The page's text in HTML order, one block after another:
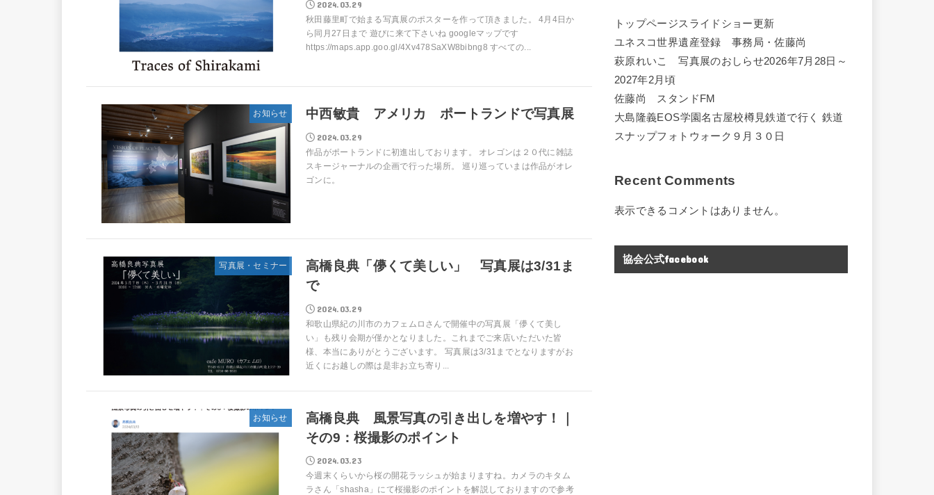
2024.03.29
秋田藤里町で始まる写真展のポスターを作って頂きました。 4月4日か
ら同月27日まで 遊びに来て下さいね googleマップです
https://maps.app.goo.gl/4Xv478SaXW8bibng8 すべての...
お知らせ 中西敏貴 アメリカ ポートランドで写真展
2024.03.29
作品がポートランドに初進出しております。 オレゴンは２０代に雑誌
スキージャーナルの企画で行った場所。 巡り巡っていまは作品がオレ
ゴンに。
写真展・セミナー
高橋良典「儚くて美しい」 写真展は3/31ま
で
2024.03.29
和歌山県紀の川市のカフェムロさんで開催中の写真展「儚くて美し
い」も残り会期が僅かとなりました。これまでご来店いただいた皆
様、本当にありがとうございます。 写真展は3/31までとなりますがお
近くにお越しの際は是非お立ち寄り...
お知らせ
高橋良典 風景写真の引き出しを増やす！｜
その9：桜撮影のポイント
2024.03.23
今週末くらいから桜の開花ラッシュが始まりますね。カメラのキタム
ラさん「shasha」にて桜撮影のポイントを解説しておりますので参考
トップページスライドショー更新
ユネスコ世界遺産登録 事務局・佐藤尚
萩原れいこ 写真展のおしらせ2026年7月28日～
2027年2月頃
佐藤尚 スタンドFM
大島隆義EOS学園名古屋校樽見鉄道で行く 鉄道
スナップフォトウォーク９月３０日
Recent Comments
表示できるコメントはありません。
協会公式facebook